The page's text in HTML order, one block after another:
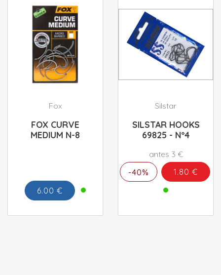
Fox
FOX CURVE
MEDIUM N-8
6.00 €
Silstar
SILSTAR HOOKS
69825 - Nº4
antes 3 €
-40%
1.80 €